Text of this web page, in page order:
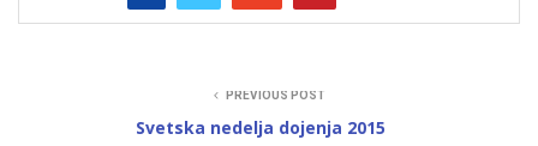
PREVIOUS POST
Svetska nedelja dojenja 2015